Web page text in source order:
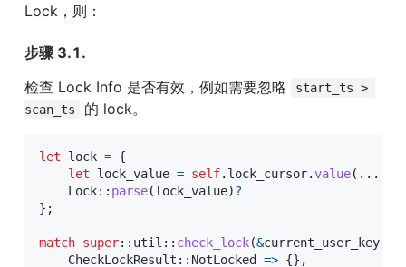
Lock，则：
步骤 3.1.
检查 Lock Info 是否有效，例如需要忽略
start_ts >
scan_ts
的 lock。
let lock = {
let lock_value = self. lock_cursor.value( ...
Lock:: parse(lock_value)?
} ;
match super:: util :: check_lock(&current_user_key
CheckLockResult :: NotLocked => {} ,